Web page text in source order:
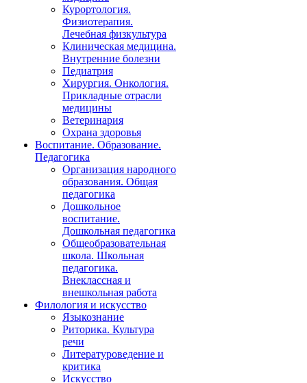
Курортология.
Физиотерапия.
Лечебная физкультура
Клиническая медицина.
Внутренние болезни
Педиатрия
Хирургия. Онкология.
Прикладные отрасли
медицины
Ветеринария
Охрана здоровья
Воспитание. Образование.
Педагогика
Организация народного
образования. Общая
педагогика
Дошкольное
воспитание.
Дошкольная педагогика
Общеобразовательная
школа. Школьная
педагогика.
Внеклассная и
внешкольная работа
Филология и искусство
Языкознание
Риторика. Культура
речи
Литературоведение и
критика
Искусство